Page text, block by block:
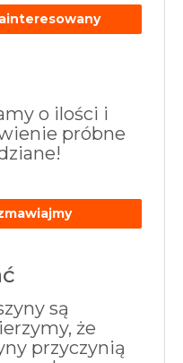
o ilości i
próbne
są
że
przyczynią